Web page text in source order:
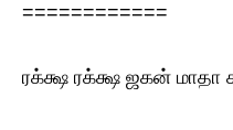
============
ரக்க்ஷ ரக்க்ஷ ஜகன் மாதா